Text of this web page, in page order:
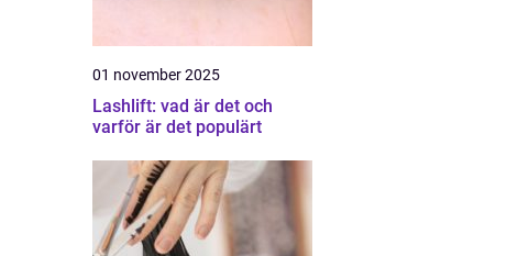
01 november 2025
Lashlift: vad är det och
varför är det populärt